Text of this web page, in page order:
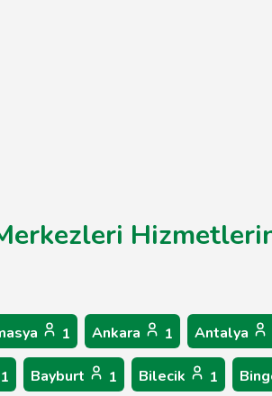
1 Ankara 1 Antalya
1 Bayburt 1 Bilecik 1